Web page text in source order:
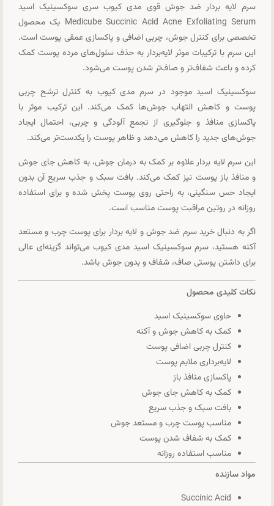
سرم لایه بردار ضد جوش قوی مدی کیوب سری سوکسینیک اسید
Medicube Succinic Acid Acne Exfoliating Serum یک محصول
تخصصی برای کنترل جوش، چربی اضافی و پاکسازی عمقی پوست است.
این سرم با ترکیبات موثر لایه‌بردار به حذف سلول‌های مرده پوست کمک
کرده و باعث شفاف‌تر و صاف‌تر شدن پوست می‌شود.
سوکسینیک اسید موجود در سرم مدی کیوب به کنترل ترشح چربی
پوست و کاهش التهاب جوش‌ها کمک می‌کند. این ترکیب موثر با
پاکسازی منافذ و جلوگیری از تجمع آلودگی و چربی، احتمال ایجاد
جوش‌های جدید را کاهش می‌دهد و ظاهر پوست را یکدست‌تر می‌کند.
این سرم لایه بردار علاوه بر کمک به درمان جوش، به کاهش جای جوش
و منافذ باز پوست نیز کمک می‌کند. بافت سبک و جذب سریع آن بدون
ایجاد حس سنگینی، به راحتی روی پوست پخش شده و برای استفاده
روزانه در روتین مراقبت پوست مناسب است.
اگر به دنبال خرید سرم ضد جوش و لایه بردار برای پوست چرب و مستعد
آکنه هستید، سرم سوکسینیک اسید مدی کیوب می‌تواند گزینه‌ای عالی
برای داشتن پوستی صاف، شفاف و بدون جوش باشد.
نکات کلیدی محصول
حاوی سوکسینیک اسید
کمک به کاهش جوش و آکنه
کنترل چربی اضافی پوست
لایه‌برداری ملایم پوست
پاکسازی منافذ باز
کمک به کاهش جای جوش
بافت سبک و جذب سریع
مناسب پوست چرب و مستعد جوش
کمک به شفاف شدن پوست
مناسب استفاده روزانه
مواد سازنده
Succinic Acid